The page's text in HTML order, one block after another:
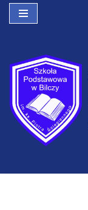
treści